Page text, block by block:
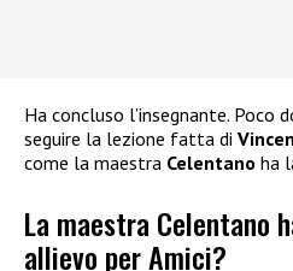
Ha concluso l’insegnante. Poco
seguire la lezione fatta di
come la maestra Celentano ha
La maestra Celentano
allievo per Amici?